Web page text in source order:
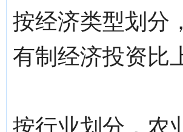
按经济类型划分
有制经济投资比
按行业划分，农